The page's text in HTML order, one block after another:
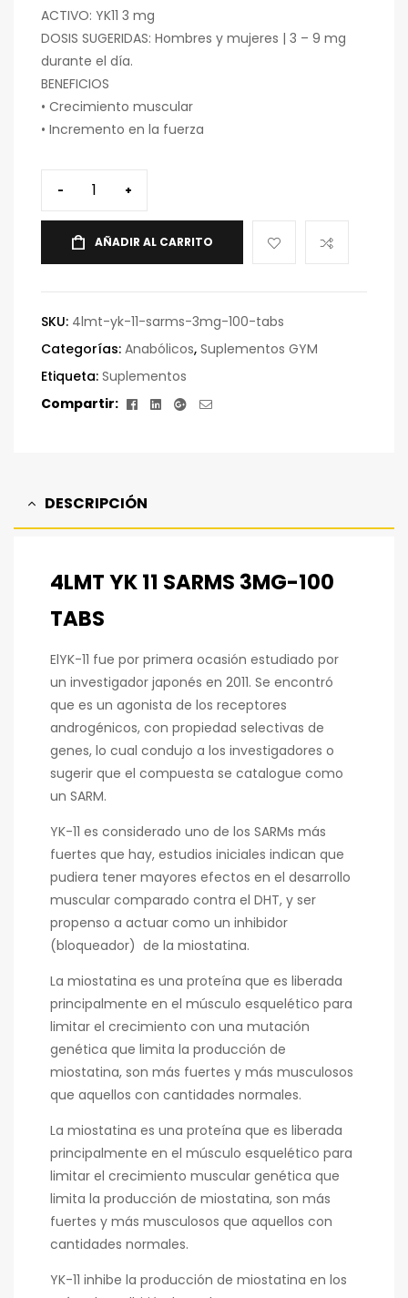
ACTIVO: YK11 3 mg
DOSIS SUGERIDAS: Hombres y mujeres | 3 – 9 mg
durante el día.
BENEFICIOS
• Crecimiento muscular
• Incremento en la fuerza
- +
AÑADIR AL CARRITO
SKU: 4lmt-yk-11-sarms-3mg-100-tabs
Categorías: Anabólicos, Suplementos GYM
Etiqueta: Suplementos
Compartir:
Facebook
LinkedinGoogle+
Correo
DESCRIPCIÓN
4LMT YK 11 SARMS 3MG-100
TABS
ElYK-11 fue por primera ocasión estudiado por
un investigador japonés en 2011. Se encontró
que es un agonista de los receptores
androgénicos, con propiedad selectivas de
genes, lo cual condujo a los investigadores o
sugerir que el compuesta se catalogue como
un SARM.
YK-11 es considerado uno de los SARMs más
fuertes que hay, estudios iniciales indican que
pudiera tener mayores efectos en el desarrollo
muscular comparado contra el DHT, y ser
propenso a actuar como un inhibidor
(bloqueador) de la miostatina.
La miostatina es una proteína que es liberada
principalmente en el músculo esquelético para
limitar el crecimiento con una mutación
genética que limita la producción de
miostatina, son más fuertes y más musculosos
que aquellos con cantidades normales.
La miostatina es una proteína que es liberada
principalmente en el músculo esquelético para
limitar el crecimiento muscular genética que
limita la producción de miostatina, son más
fuertes y más musculosos que aquellos con
cantidades normales.
YK-11 inhibe la producción de miostatina en los